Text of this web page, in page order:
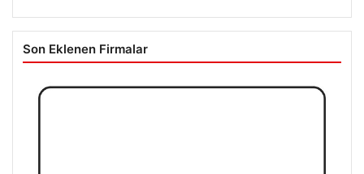
Son Eklenen Firmalar